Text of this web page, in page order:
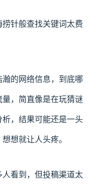
针般查找关键词太费
的网络信息，到底哪
，简直像是在玩猜谜
，结果可能还是一头
想就让人头疼。
看到，但投稿渠道太